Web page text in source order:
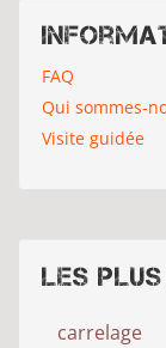
FAQ
Qui sommes-
Visite guidée
Les
carrelage